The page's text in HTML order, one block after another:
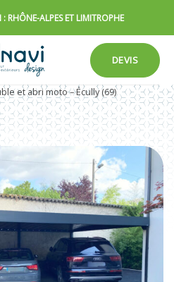
RHÔNE-ALPES ET LIMITROPHE
DEVIS
et abri moto – Écully (69)